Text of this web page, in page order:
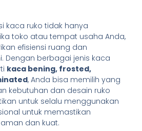
kaca ruko tidak hanya
toko atau tempat usaha Anda,
efisiensi ruang dan
Dengan berbagai jenis kaca
kaca bening, frosted,
, Anda bisa memilih yang
kebutuhan dan desain ruko
untuk selalu menggunakan
untuk memastikan
dan kuat.